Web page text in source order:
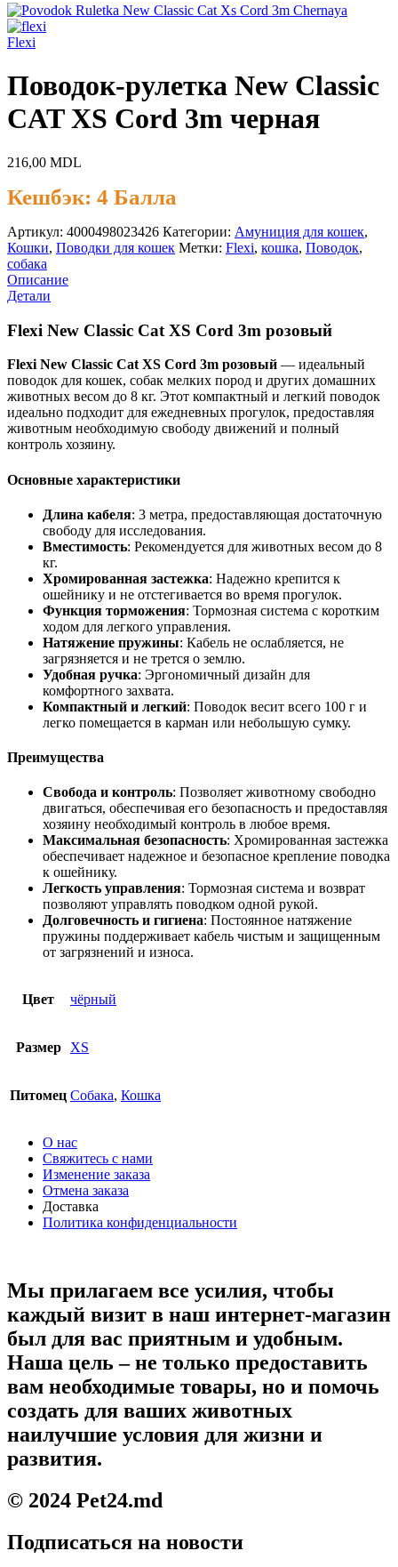
Flexi
Поводок-рулетка New Classic
CAT XS Cord 3m черная
216,00 MDL
Кешбэк: 4 Балла
Артикул: 4000498023426 Категории: Амуниция для кошек,
Кошки, Поводки для кошек Метки: Flexi, кошка, Поводок,
собака
Описание
Детали
Flexi New Classic Cat XS Cord 3m розовый
Flexi New Classic Cat XS Cord 3m розовый — идеальный
поводок для кошек, собак мелких пород и других домашних
животных весом до 8 кг. Этот компактный и легкий поводок
идеально подходит для ежедневных прогулок, предоставляя
животным необходимую свободу движений и полный
контроль хозяину.
Основные характеристики
Длина кабеля: 3 метра, предоставляющая достаточную
свободу для исследования.
Вместимость: Рекомендуется для животных весом до 8
кг.
Хромированная застежка: Надежно крепится к
ошейнику и не отстегивается во время прогулок.
Функция торможения: Тормозная система с коротким
ходом для легкого управления.
Натяжение пружины: Кабель не ослабляется, не
загрязняется и не трется о землю.
Удобная ручка: Эргономичный дизайн для
комфортного захвата.
Компактный и легкий: Поводок весит всего 100 г и
легко помещается в карман или небольшую сумку.
Преимущества
Свобода и контроль: Позволяет животному свободно
двигаться, обеспечивая его безопасность и предоставляя
хозяину необходимый контроль в любое время.
Максимальная безопасность: Хромированная застежка
обеспечивает надежное и безопасное крепление поводка
к ошейнику.
Легкость управления: Тормозная система и возврат
позволяют управлять поводком одной рукой.
Долговечность и гигиена: Постоянное натяжение
пружины поддерживает кабель чистым и защищенным
от загрязнений и износа.
Цвет чёрный
Размер XS
Питомец Собака, Кошка
О нас
Свяжитесь с нами
Изменение заказа
Отмена заказа
Доставка
Политика конфиденциальности
Мы прилагаем все усилия, чтобы
каждый визит в наш интернет-магазин
был для вас приятным и удобным.
Наша цель – не только предоставить
вам необходимые товары, но и помочь
создать для ваших животных
наилучшие условия для жизни и
развития.
© 2024 Pet24.md
Подписаться на новости